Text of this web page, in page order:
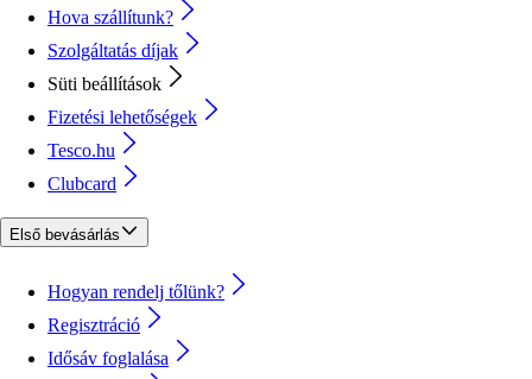
Hova szállítunk?
Szolgáltatás díjak
Süti beállítások
Fizetési lehetőségek
Tesco.hu
Clubcard
Első bevásárlás
Hogyan rendelj tőlünk?
Regisztráció
Idősáv foglalása